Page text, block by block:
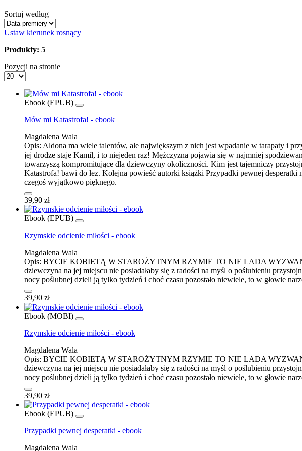
Sortuj według
Ustaw kierunek rosnący
Produkty: 5
Pozycji na stronie
Ebook (EPUB)
Mów mi Katastrofa! - ebook
Magdalena Wala
Opis: Aldona ma wiele talentów, ale największym z nich jest wpadanie w tarapaty i
jej drodze staje Kamil, i to niejeden raz! Mężczyzna pojawia się w najmniej
towarzyszą kompromitujące dla dziewczyny okoliczności. Kim jest tajemniczy
Katastrofa! bawi do łez. Kolejna powieść autorki książki Przypadki pewnej
czegoś wyjątkowo pięknego.
39,90 zł
Ebook (EPUB)
Rzymskie odcienie miłości - ebook
Magdalena Wala
Opis: BYCIE KOBIETĄ W STAROŻYTNYM RZYMIE TO NIE LADA WYZWANIE
dziewczyna na jej miejscu nie posiadałaby się z radości na myśl o poślubieniu
nocy poślubnej dzieli ją tylko tydzień i choć czasu pozostało niewiele, to w głowie
39,90 zł
Ebook (MOBI)
Rzymskie odcienie miłości - ebook
Magdalena Wala
Opis: BYCIE KOBIETĄ W STAROŻYTNYM RZYMIE TO NIE LADA WYZWANIE
dziewczyna na jej miejscu nie posiadałaby się z radości na myśl o poślubieniu
nocy poślubnej dzieli ją tylko tydzień i choć czasu pozostało niewiele, to w głowie
39,90 zł
Ebook (EPUB)
Przypadki pewnej desperatki - ebook
Magdalena Wala